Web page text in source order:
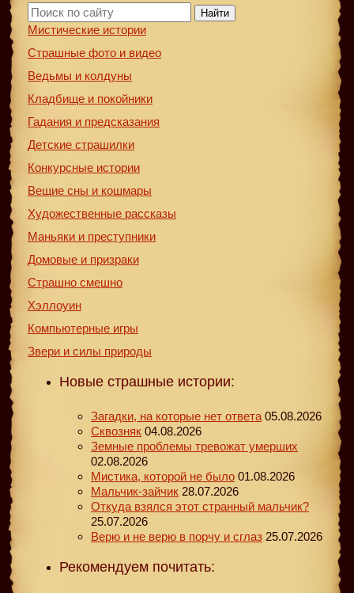
Найти
Мистические истории
Страшные фото и видео
Ведьмы и колдуны
Кладбище и покойники
Гадания и предсказания
Детские страшилки
Конкурсные истории
Вещие сны и кошмары
Художественные рассказы
Маньяки и преступники
Домовые и призраки
Страшно смешно
Хэллоуин
Компьютерные игры
Звери и силы природы
Новые страшные истории:
Загадки, на которые нет ответа 05.08.2026
Сквозняк 04.08.2026
Земные проблемы тревожат умерших
02.08.2026
Мистика, которой не было 01.08.2026
Мальчик-зайчик 28.07.2026
Откуда взялся этот странный мальчик?
25.07.2026
Верю и не верю в порчу и сглаз 25.07.2026
Рекомендуем почитать: